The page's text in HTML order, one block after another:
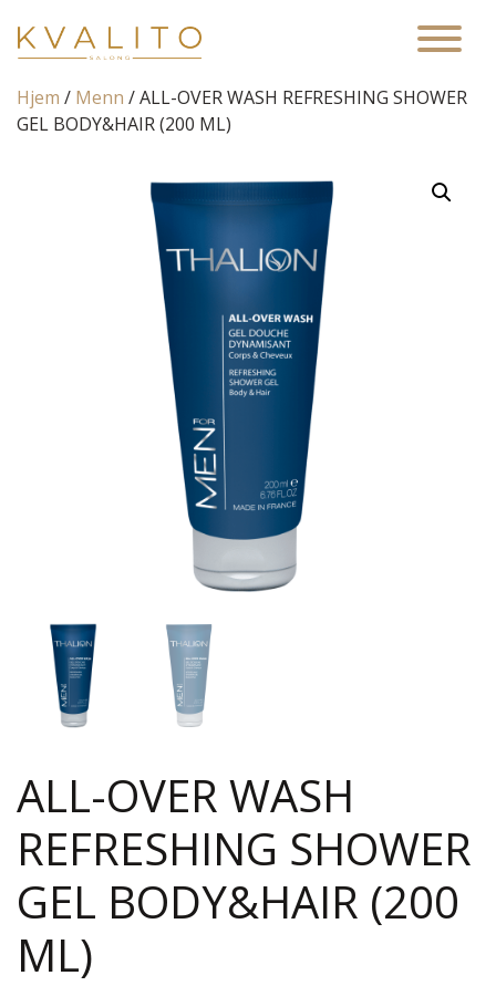
Main Navigation
Hjem / Menn / ALL-OVER WASH REFRESHING SHOWER
GEL BODY&HAIR (200 ML)
ALL-OVER WASH
REFRESHING SHOWER
GEL BODY&HAIR (200
ML)